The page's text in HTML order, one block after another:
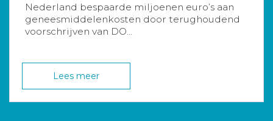
Nederland bespaarde miljoenen euro’s aan
geneesmiddelenkosten door terughoudend
voorschrijven van DO...
Lees meer